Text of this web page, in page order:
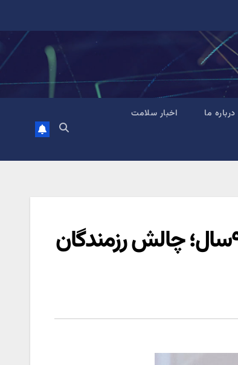
درباره ما اخبار سلامت
انتشار رمانی از برگزیده جایزه جلال پس از ۹سال؛ چالش رزمندگان